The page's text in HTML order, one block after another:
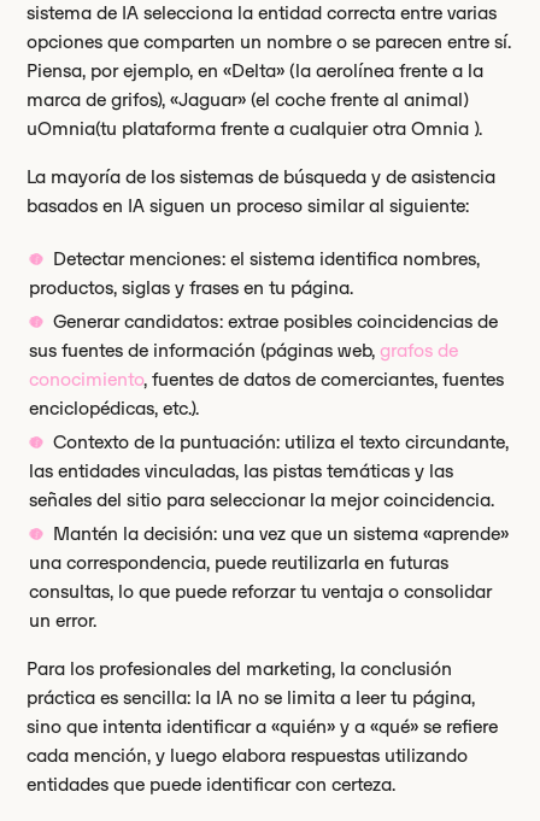
sistema de IA selecciona la entidad correcta entre varias
opciones que comparten un nombre o se parecen entre sí.
Piensa, por ejemplo, en «Delta» (la aerolínea frente a la
marca de grifos), «Jaguar» (el coche frente al animal)
uOmnia(tu plataforma frente a cualquier otra Omnia ).
La mayoría de los sistemas de búsqueda y de asistencia
basados en IA siguen un proceso similar al siguiente:
Detectar menciones: el sistema identifica nombres,
productos, siglas y frases en tu página.
Generar candidatos: extrae posibles coincidencias de
sus fuentes de información (páginas web,grafos de
conocimiento, fuentes de datos de comerciantes, fuentes
enciclopédicas, etc.).
Contexto de la puntuación: utiliza el texto circundante,
las entidades vinculadas, las pistas temáticas y las
señales del sitio para seleccionar la mejor coincidencia.
Mantén la decisión: una vez que un sistema «aprende»
una correspondencia, puede reutilizarla en futuras
consultas, lo que puede reforzar tu ventaja o consolidar
un error.
Para los profesionales del marketing, la conclusión
práctica es sencilla: la IA no se limita a leer tu página,
sino que intenta identificar a «quién» y a «qué» se refiere
cada mención, y luego elabora respuestas utilizando
entidades que puede identificar con certeza.